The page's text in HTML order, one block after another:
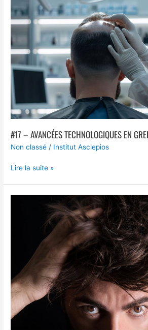
#17 – AVANCÉES TECHNOLOGIQUES EN
Non classé / Institut Asclepios
Avancées
Technologiques
Greffe
Capillaire
Lire la suite »
Croissance
Cheveux
et
Greffe
Capillaire